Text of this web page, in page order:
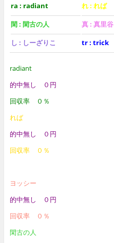
ra : radiant れ : れば
閑 : 閑古の人
真 : 真里谷
し : しーざりこ
tr : trick
radiant
的中無し ０円
回収率 ０％
れば
的中無し ０円
回収率 ０％
ヨッシー
的中無し ０円
回収率 ０％
閑古の人